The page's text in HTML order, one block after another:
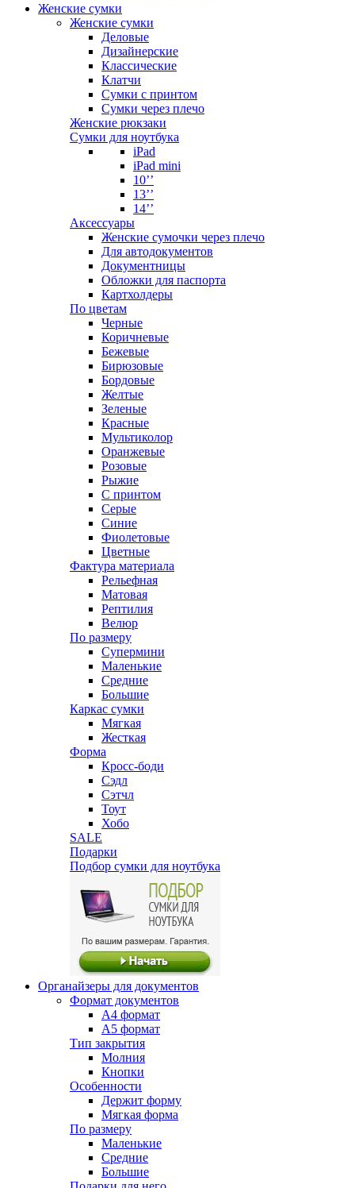
Женские сумки
Женские сумки
Деловые
Дизайнерские
Классические
Клатчи
Сумки с принтом
Сумки через плечо
Женские рюкзаки
Сумки для ноутбука
iPad
iPad mini
10’’
13’’
14’’
Аксессуары
Женские сумочки через плечо
Для автодокументов
Документницы
Обложки для паспорта
Картхолдеры
По цветам
Черные
Коричневые
Бежевые
Бирюзовые
Бордовые
Желтые
Зеленые
Красные
Мультиколор
Оранжевые
Розовые
Рыжие
С принтом
Серые
Синие
Фиолетовые
Цветные
Фактура материала
Рельефная
Матовая
Рептилия
Велюр
По размеру
Супермини
Маленькие
Средние
Большие
Каркас сумки
Мягкая
Жесткая
Форма
Кросс-боди
Сэдл
Сэтчл
Тоут
Хобо
SALE
Подарки
Подбор сумки для ноутбука
Органайзеры для документов
Формат документов
А4 формат
А5 формат
Тип закрытия
Молния
Кнопки
Особенности
Держит форму
Мягкая форма
По размеру
Маленькие
Средние
Большие